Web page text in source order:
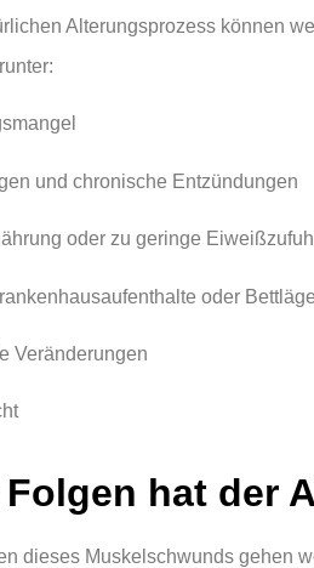
Alterungsprozess können
und chronische Entzündungen
oder zu geringe
oder
Veränderungen
hat der
dieses Muskelschwunds gehen